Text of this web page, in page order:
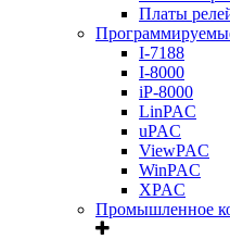
Платы
I-7188
I-8000
iP-8000
LinPAC
uPAC
ViewPAC
WinPAC
XPAC
Промышленное